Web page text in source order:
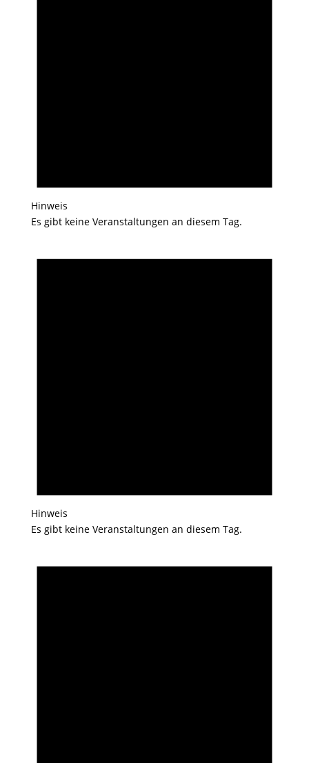
Hinweis
Es gibt keine Veranstaltungen an diesem Tag.
Hinweis
Es gibt keine Veranstaltungen an diesem Tag.